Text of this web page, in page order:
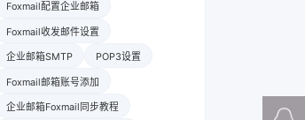
Foxmail配置企业邮箱
Foxmail收发邮件设置
企业邮箱SMTP POP3设置
Foxmail邮箱账号添加
企业邮箱Foxmail同步教程